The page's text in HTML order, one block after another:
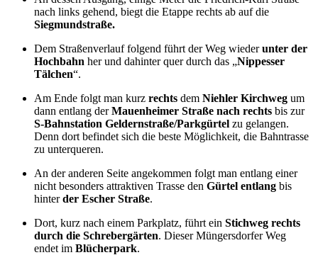
nach links gehend, biegt die Etappe rechts ab auf die
Siegmundstraße.
Dem Straßenverlauf folgend führt der Weg wiederunter der
Hochbahn her und dahinter quer durch das „Nippesser
Tälchen“.
Am Ende folgt man kurz rechts dem Niehler Kirchweg um
dann entlang derMauenheimer Straße nach rechts bis zur
S-Bahnstation Geldernstraße/Parkgürtel zu gelangen.
Denn dort befindet sich die beste Möglichkeit, die Bahntrasse
zu unterqueren.
An der anderen Seite angekommen folgt man entlang einer
nicht besonders attraktiven Trasse den Gürtel entlang bis
hinterder Escher Straße.
Dort, kurz nach einem Parkplatz, führt ein Stichweg rechts
durch die Schrebergärten. Dieser Müngersdorfer Weg
endet im Blücherpark.